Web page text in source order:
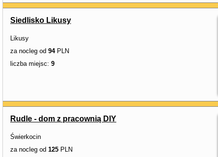
Siedlisko Likusy
Likusy
za nocleg od 94PLN
liczba miejsc: 9
Rudle - dom z pracownią DIY
Świerkocin
za nocleg od 125 PLN